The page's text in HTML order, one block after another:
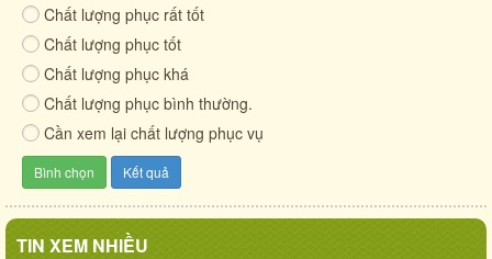
Cuộc sống quê xưa
Cẩm Thanh - mảnh đất anh hùng
Chất lượng phục rất tốt
Chất lượng phục tốt
Chất lượng phục khá
Chất lượng phục bình thường.
Cần xem lại chất lượng phục vụ
TIN XEM NHIỀU